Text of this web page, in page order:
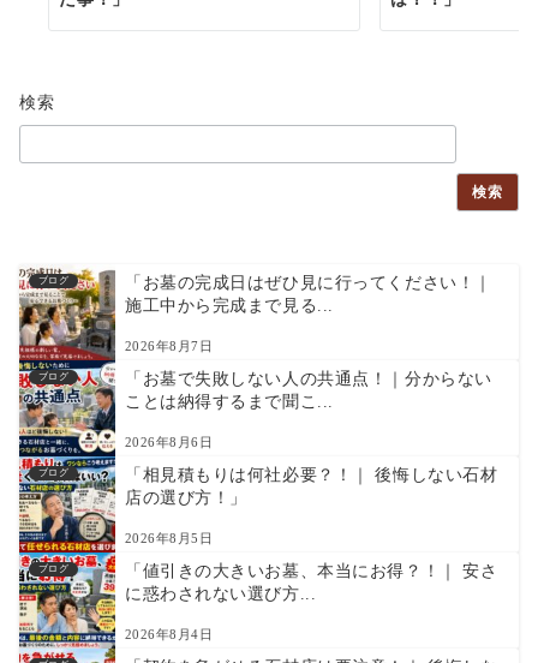
検索
検索
ブログ
「お墓の完成日はぜひ見に行ってください！｜
施工中から完成まで見る...
2026年8月7日
ブログ
「お墓で失敗しない人の共通点！｜分からない
ことは納得するまで聞こ...
2026年8月6日
ブログ
「相見積もりは何社必要？！｜ 後悔しない石材
店の選び方！」
2026年8月5日
ブログ
「値引きの大きいお墓、本当にお得？！｜ 安さ
に惑わされない選び方...
2026年8月4日